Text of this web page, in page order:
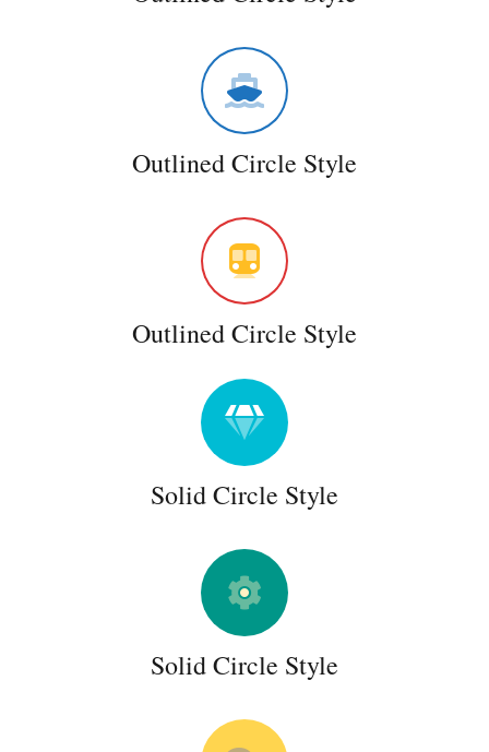
Outlined Circle Style
Outlined Circle Style
Solid Circle Style
Solid Circle Style